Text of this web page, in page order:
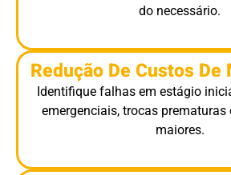
do necessário.
Redução De Custos De
Identifique falhas em estágio
emergenciais, trocas prematuras
maiores.